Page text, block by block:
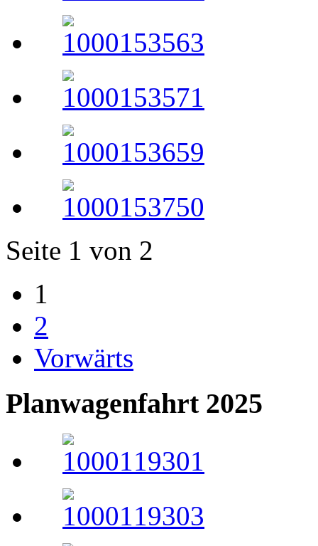
Seite 1 von 2
1
2
Vorwärts
Planwagenfahrt 2025